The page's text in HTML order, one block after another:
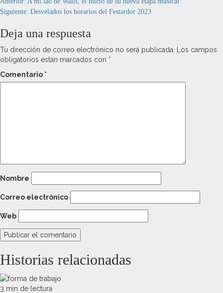
Navegación
de
entradas
Siguiente: Desvelados los horarios del Festardor 2023
Deja una respuesta
Tu dirección de correo electrónico no será publicada. Los campos
obligatorios están marcados con *
Comentario *
Nombre
Correo electrónico
Web
Historias relacionadas
3 min de lectura